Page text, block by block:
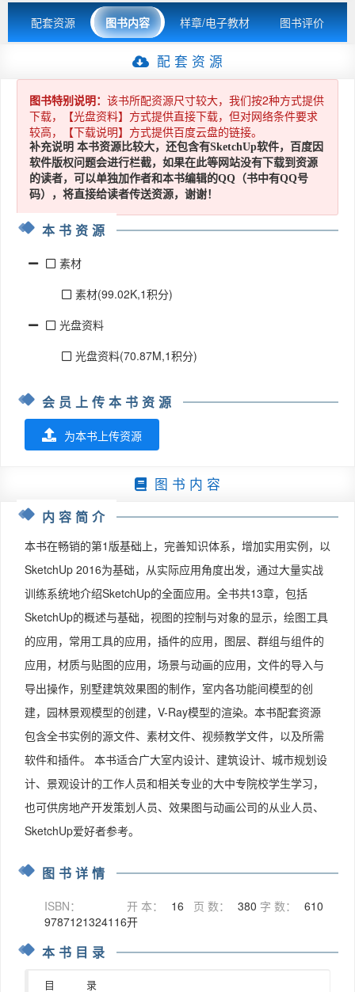
配套资源 图书内容 样章/电子教材 图书评价
配 套 资 源
图书特别说明： 该书所配资源尺寸较大，我们按2种方式提供
下载，【光盘资料】方式提供直接下载，但对网络条件要求
较高，【下载说明】方式提供百度云盘的链接。
补充说明 本书资源比较大，还包含有SketchUp软件，百度因
软件版权问题会进行栏截，如果在此等网站没有下载到资源
的读者，可以单独加作者和本书编辑的QQ（书中有QQ号
码），将直接给读者传送资源，谢谢！
本书资源
素材
素材(99.02K,1积分)
光盘资料
光盘资料(70.87M,1积分)
会员上传本书资源
为本书上传资源
图 书 内 容
内容简介
本书在畅销的第1版基础上，完善知识体系，增加实用实例，以
SketchUp 2016为基础，从实际应用角度出发，通过大量实战
训练系统地介绍SketchUp的全面应用。全书共13章，包括
SketchUp的概述与基础，视图的控制与对象的显示，绘图工具
的应用，常用工具的应用，插件的应用，图层、群组与组件的
应用，材质与贴图的应用，场景与动画的应用，文件的导入与
导出操作，别墅建筑效果图的制作，室内各功能间模型的创
建，园林景观模型的创建，V-Ray模型的渲染。本书配套资源
包含全书实例的源文件、素材文件、视频教学文件，以及所需
软件和插件。 本书适合广大室内设计、建筑设计、城市规划设
计、景观设计的工作人员和相关专业的大中专院校学生学习，
也可供房地产开发策划人员、效果图与动画公司的从业人员、
SketchUp爱好者参考。
图书详情
ISBN：
9787121324116
开 本：
16
开
页 数： 380 字 数： 610
本书目录
目     录